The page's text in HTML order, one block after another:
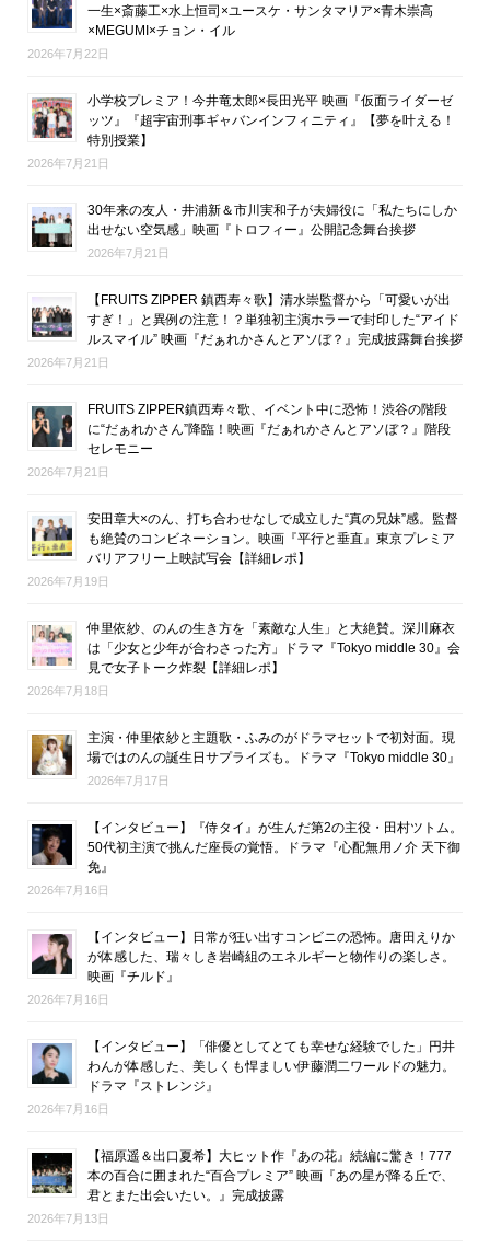
一生×斎藤工×水上恒司×ユースケ・サンタマリア×青木崇高
×MEGUMI×チョン・イル
2026年7月22日
小学校プレミア！今井竜太郎×長田光平 映画『仮面ライダーゼ
ッツ』『超宇宙刑事ギャバンインフィニティ』【夢を叶える！
特別授業】
2026年7月21日
30年来の友人・井浦新＆市川実和子が夫婦役に「私たちにしか
出せない空気感」映画『トロフィー』公開記念舞台挨拶
2026年7月21日
【FRUITS ZIPPER 鎮西寿々歌】清水崇監督から「可愛いが出
すぎ！」と異例の注意！？単独初主演ホラーで封印した“アイド
ルスマイル” 映画『だぁれかさんとアソぼ？』完成披露舞台挨拶
2026年7月21日
FRUITS ZIPPER鎮西寿々歌、イベント中に恐怖！渋谷の階段
に“だぁれかさん”降臨！映画『だぁれかさんとアソぼ？』階段
セレモニー
2026年7月21日
安田章大×のん、打ち合わせなしで成立した“真の兄妹”感。監督
も絶賛のコンビネーション。映画『平行と垂直』東京プレミア
バリアフリー上映試写会【詳細レポ】
2026年7月19日
仲里依紗、のんの生き方を「素敵な人生」と大絶賛。深川麻衣
は「少女と少年が合わさった方」ドラマ『Tokyo middle 30』会
見で女子トーク炸裂【詳細レポ】
2026年7月18日
主演・仲里依紗と主題歌・ふみのがドラマセットで初対面。現
場ではのんの誕生日サプライズも。ドラマ『Tokyo middle 30』
2026年7月17日
【インタビュー】『侍タイ』が生んだ第2の主役・田村ツトム。
50代初主演で挑んだ座長の覚悟。ドラマ『心配無用ノ介 天下御
免』
2026年7月16日
【インタビュー】日常が狂い出すコンビニの恐怖。唐田えりか
が体感した、瑞々しき岩崎組のエネルギーと物作りの楽しさ。
映画『チルド』
2026年7月16日
【インタビュー】「俳優としてとても幸せな経験でした」円井
わんが体感した、美しくも悍ましい伊藤潤二ワールドの魅力。
ドラマ『ストレンジ』
2026年7月16日
【福原遥＆出口夏希】大ヒット作『あの花』続編に驚き！777
本の百合に囲まれた“百合プレミア” 映画『あの星が降る丘で、
君とまた出会いたい。』完成披露
2026年7月13日